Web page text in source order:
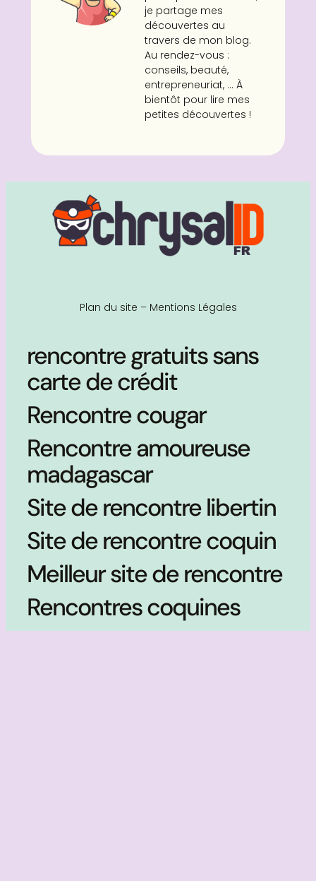
je partage mes
découvertes au
travers de mon blog.
Au rendez-vous :
conseils, beauté,
entrepreneuriat, ... À
bientôt pour lire mes
petites découvertes !
Plan du site – Mentions Légales
rencontre gratuits sans
carte de crédit
Rencontre cougar
Rencontre amoureuse
madagascar
Site de rencontre libertin
Site de rencontre coquin
Meilleur site de rencontre
Rencontres coquines